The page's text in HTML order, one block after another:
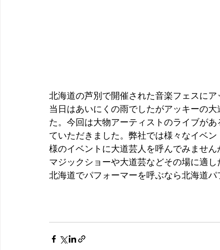
北海道の芦別で開催された音楽フェスに
当日はあいにくの雨でしたがアッキーの
た。今回は大物アーティストのライブが
ていただきました。弊社では様々なイベ
様のイベントに大道芸人を呼んでみませ
マジックショーや大道芸などその場に適
北海道でパフォーマーを呼ぶなら北海道